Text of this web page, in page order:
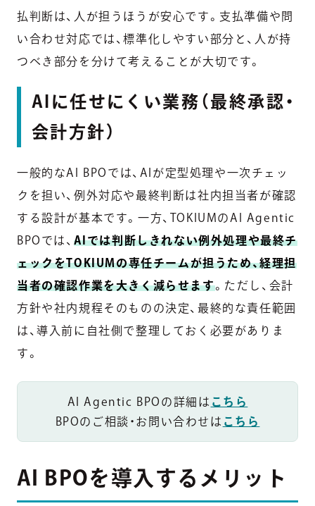
払判断は、人が担うほうが安心です。支払準備や問
い合わせ対応では、標準化しやすい部分と、人が持
つべき部分を分けて考えることが大切です。
AIに任せにくい業務（最終承認・
会計方針）
一般的なAI BPOでは、AIが定型処理や一次チェッ
クを担い、例外対応や最終判断は社内担当者が確認
する設計が基本です。一方、TOKIUMのAI Agentic
BPOでは、 AIでは判断しきれない例外処理や最終チ
ェックをTOKIUMの専任チームが担うため、経理担
当者の確認作業を大きく減らせます。ただし、会計
方針や社内規程そのものの決定、最終的な責任範囲
は、導入前に自社側で整理しておく必要がありま
す。
AI Agentic BPOの詳細は こちら
BPOのご相談・お問い合わせは こちら
AI BPOを導入するメリット